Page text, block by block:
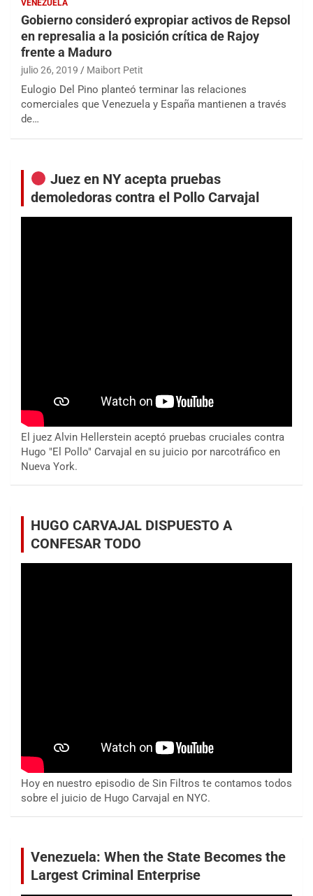
VENEZUELA
Gobierno consideró expropiar activos de Repsol
en represalia a la posición crítica de Rajoy
frente a Maduro
julio 26, 2019 Maibort Petit
Eulogio Del Pino planteó terminar las relaciones
comerciales que Venezuela y España mantienen a través
de…
Juez en NY acepta pruebas
demoledoras contra el Pollo Carvajal
El juez Alvin Hellerstein aceptó pruebas cruciales contra
Hugo "El Pollo" Carvajal en su juicio por narcotráfico en
Nueva York.
HUGO CARVAJAL DISPUESTO A
CONFESAR TODO
Hoy en nuestro episodio de Sin Filtros te contamos todos
sobre el juicio de Hugo Carvajal en NYC.
Venezuela: When the State Becomes the
Largest Criminal Enterprise